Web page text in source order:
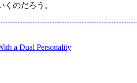
のだろう。
a Dual Personality